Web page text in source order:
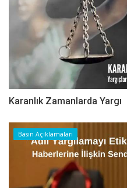
Karanlık Zamanlarda Yargı
Basın Açıklamaları